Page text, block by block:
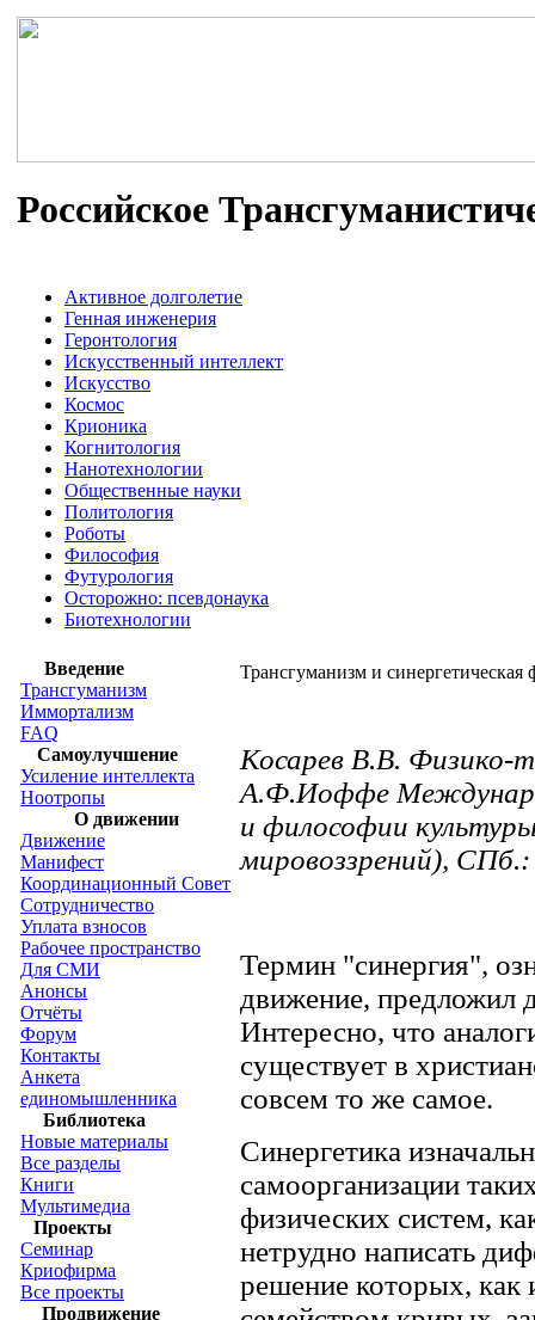
Российское
Активное долголетие
Генная инженерия
Геронтология
Искусственный интеллект
Искусство
Космос
Крионика
Когнитология
Нанотехнологии
Общественные науки
Политология
Роботы
Философия
Футурология
Осторожно: псевдонаука
Биотехнологии
Введение
Трансгуманизм
Иммортализм
FAQ
Самоулучшение
Усиление интеллекта
Ноотропы
О движении
Движение
Манифест
Координационный Совет
Сотрудничество
Уплата взносов
Рабочее пространство
Для СМИ
Анонсы
Отчёты
Форум
Контакты
Анкета
единомышленника
Библиотека
Новые материалы
Все разделы
Книги
Мультимедиа
Проекты
Семинар
Криофирма
Все проекты
Продвижение
Трансгуманизм и синергетическая
Косарев В.В. Физико-
А.Ф.Иоффе
и философии
мировоззрений),
Термин "синергия",
движение, предложил
Интересно, что
существует в
совсем то же самое.
Синергетика
самоорганизации
физических систем,
нетрудно написать
решение которых, как